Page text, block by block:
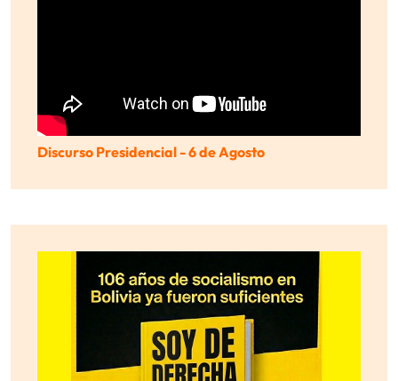
Discurso Presidencial - 6 de Agosto